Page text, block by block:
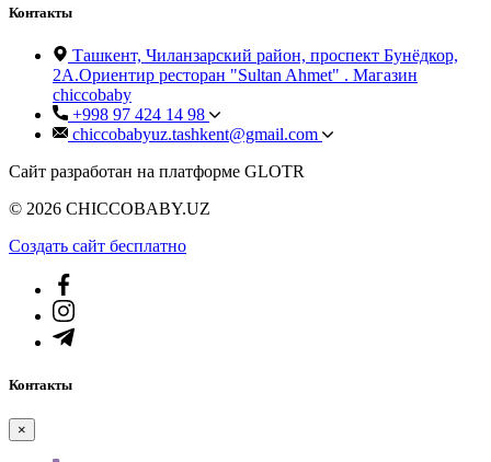
Контакты
Ташкент, Чиланзарский район, проспект Бунёдкор,
2А.Ориентир ресторан "Sultan Ahmet" . Магазин
chiccobaby
+998 97 424 14 98
chiccobabyuz.tashkent@gmail.com
Сайт разработан на платформе GLOTR
© 2026 CHICCOBABY.UZ
Создать cайт бесплатно
Контакты
×